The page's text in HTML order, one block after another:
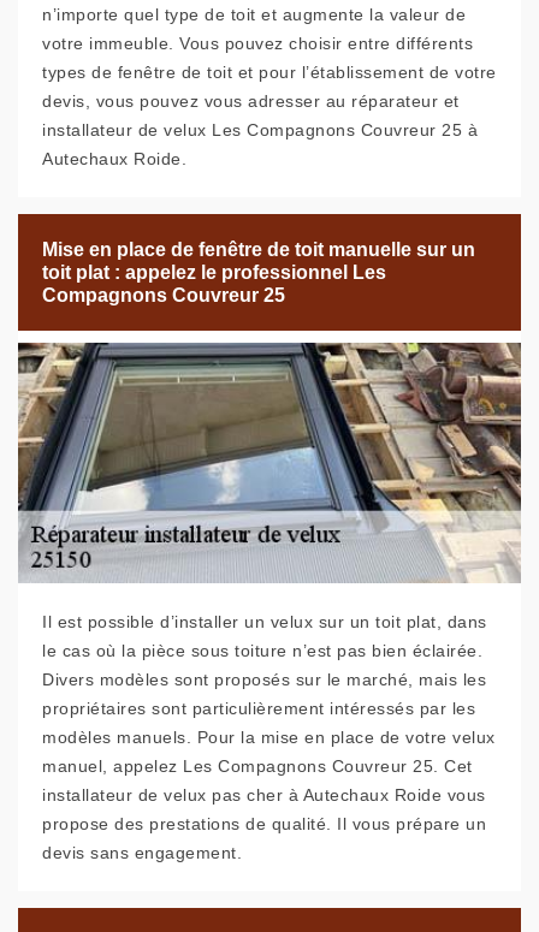
n’importe quel type de toit et augmente la valeur de
votre immeuble. Vous pouvez choisir entre différents
types de fenêtre de toit et pour l’établissement de votre
devis, vous pouvez vous adresser au réparateur et
installateur de velux Les Compagnons Couvreur 25 à
Autechaux Roide.
Mise en place de fenêtre de toit manuelle sur un
toit plat : appelez le professionnel Les
Compagnons Couvreur 25
Il est possible d’installer un velux sur un toit plat, dans
le cas où la pièce sous toiture n’est pas bien éclairée.
Divers modèles sont proposés sur le marché, mais les
propriétaires sont particulièrement intéressés par les
modèles manuels. Pour la mise en place de votre velux
manuel, appelez Les Compagnons Couvreur 25. Cet
installateur de velux pas cher à Autechaux Roide vous
propose des prestations de qualité. Il vous prépare un
devis sans engagement.